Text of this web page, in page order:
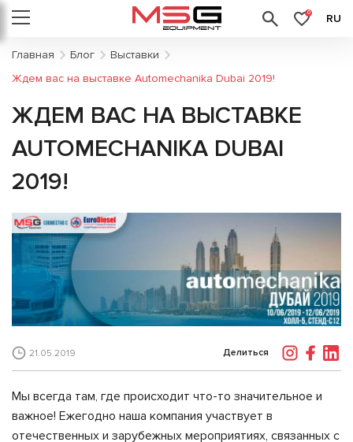
0 RU
Главная Блог
Выставки
Ждем вас на выставке Automechanika Dubai 2019!
ЖДЕМ ВАС НА ВЫСТАВКЕ
AUTOMECHANIKA DUBAI
2019!
21.05.2019 Делиться
Мы всегда там, где происходит что-то значительное и
важное! Ежегодно наша компания участвует в
отечественных и зарубежных мероприятиях, связанных с